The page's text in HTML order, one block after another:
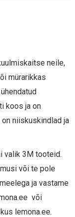
neile,
mürarikkas
koos ja on
niiskuskindlad ja
valik 3M tooteid.
või te pole
ja vastame
või
lemona.ee.